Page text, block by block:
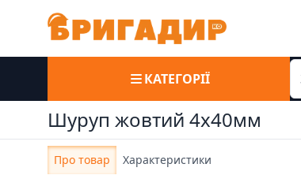
КАТЕГОРІЇ
Шуруп жовтий 4х40мм
Про товар Характеристики